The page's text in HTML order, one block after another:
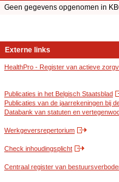
Geen gegevens opgenomen in
Externe links
HealthPro - Register van actieve
Publicaties in het Belgisch Staatsblad
Publicaties van de jaarrekeningen bij
Databank van statuten en
Werkgeversrepertorium
Check inhoudingsplicht
Centraal register van